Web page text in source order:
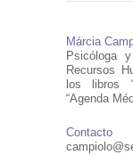
Márcia
Psicóloga
Recursos
los libros
“Agenda
Contacto